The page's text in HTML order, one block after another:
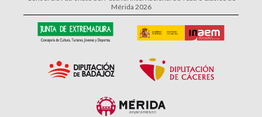
Mérida 2026